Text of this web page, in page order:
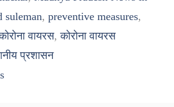
suleman, preventive measures,
वायरस,कोरोना वायरस
प्रशासन